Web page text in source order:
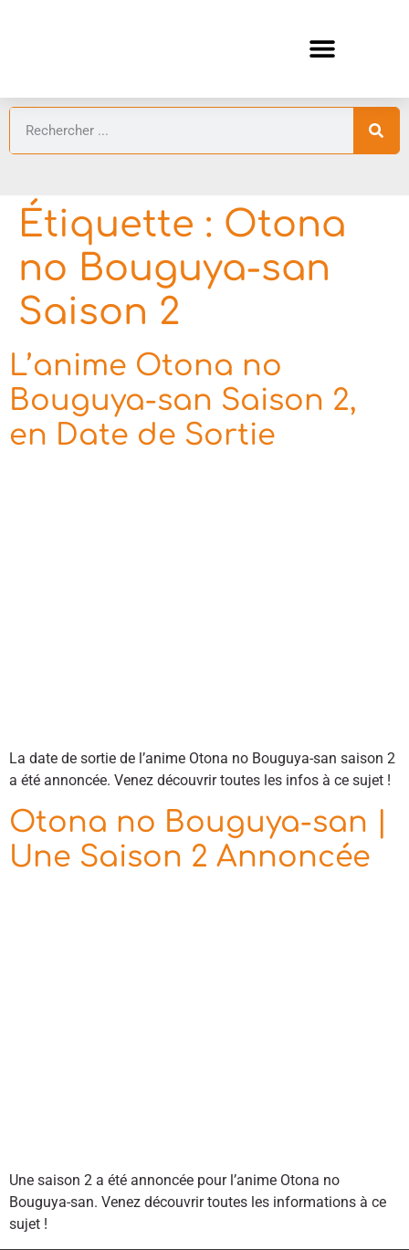
Étiquette : Otona
no Bouguya-san
Saison 2
L’anime Otona no
Bouguya-san Saison 2,
en Date de Sortie
La date de sortie de l’anime Otona no Bouguya-san saison 2
a été annoncée. Venez découvrir toutes les infos à ce sujet !
Otona no Bouguya-san |
Une Saison 2 Annoncée
Une saison 2 a été annoncée pour l’anime Otona no
Bouguya-san. Venez découvrir toutes les informations à ce
sujet !